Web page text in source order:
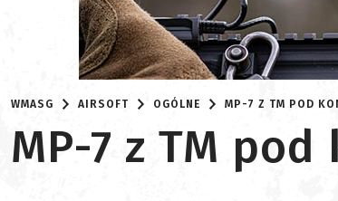
WMASG AIRSOFT OGÓLNE MP-7 Z TM POD
MP-7 z TM